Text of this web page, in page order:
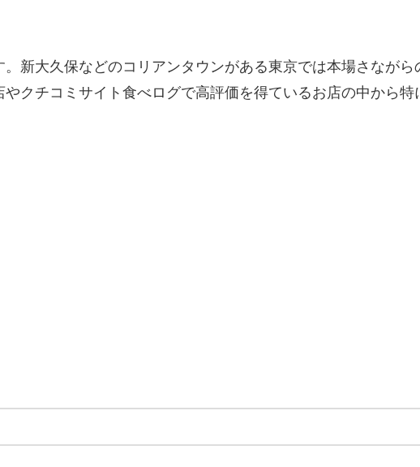
新大久保などのコリアンタウンがある東京では本場さながら
クチコミサイト食べログで高評価を得ているお店の中から